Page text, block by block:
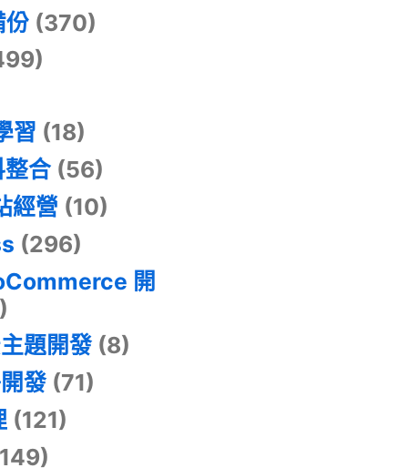
份 (370)
習 (18)
合(56)
經營 (10)
(296)
開
題開發(8)
發(71)
(121)